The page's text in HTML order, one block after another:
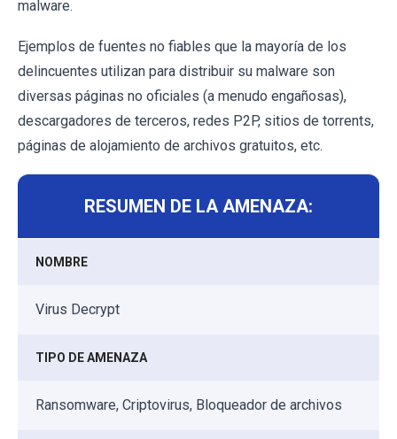
malware.
Ejemplos de fuentes no fiables que la mayoría de los
delincuentes utilizan para distribuir su malware son
diversas páginas no oficiales (a menudo engañosas),
descargadores de terceros, redes P2P, sitios de torrents,
páginas de alojamiento de archivos gratuitos, etc.
RESUMEN DE LA AMENAZA:
NOMBRE
Virus Decrypt
TIPO DE AMENAZA
Ransomware, Criptovirus, Bloqueador de archivos